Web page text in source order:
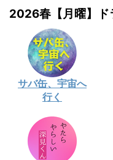
2026春【月曜】ド
サバ缶、宇宙へ
行く